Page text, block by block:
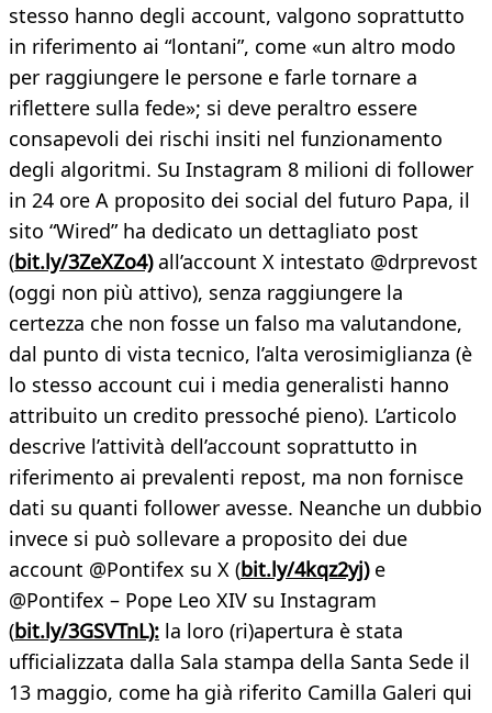
stesso hanno degli account, valgono soprattutto
in riferimento ai “lontani”, come «un altro modo
per raggiungere le persone e farle tornare a
riflettere sulla fede»; si deve peraltro essere
consapevoli dei rischi insiti nel funzionamento
degli algoritmi. Su Instagram 8 milioni di follower
in 24 ore A proposito dei social del futuro Papa, il
sito “Wired” ha dedicato un dettagliato post
(bit.ly/3ZeXZo4)all’account X intestato @drprevost
(oggi non più attivo), senza raggiungere la
certezza che non fosse un falso ma valutandone,
dal punto di vista tecnico, l’alta verosimiglianza (è
lo stesso account cui i media generalisti hanno
attribuito un credito pressoché pieno). L’articolo
descrive l’attività dell’account soprattutto in
riferimento ai prevalenti repost, ma non fornisce
dati su quanti follower avesse. Neanche un dubbio
invece si può sollevare a proposito dei due
account @Pontifex su X (bit.ly/4kqz2yj)e
@Pontifex – Pope Leo XIV su Instagram
(bit.ly/3GSVTnL): la loro (ri)apertura è stata
ufficializzata dalla Sala stampa della Santa Sede il
13 maggio, come ha già riferito Camilla Galeri qui